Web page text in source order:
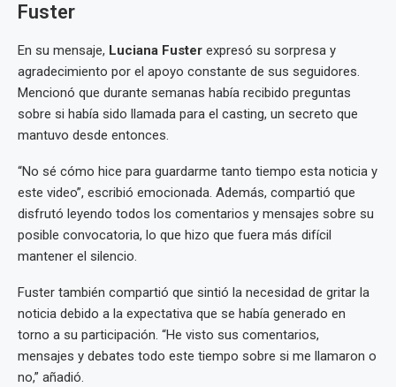
Fuster
En su mensaje, Luciana Fuster expresó su sorpresa y
agradecimiento por el apoyo constante de sus seguidores.
Mencionó que durante semanas había recibido preguntas
sobre si había sido llamada para el casting, un secreto que
mantuvo desde entonces.
“No sé cómo hice para guardarme tanto tiempo esta noticia y
este video”, escribió emocionada. Además, compartió que
disfrutó leyendo todos los comentarios y mensajes sobre su
posible convocatoria, lo que hizo que fuera más difícil
mantener el silencio.
Fuster también compartió que sintió la necesidad de gritar la
noticia debido a la expectativa que se había generado en
torno a su participación. “He visto sus comentarios,
mensajes y debates todo este tiempo sobre si me llamaron o
no,” añadió.